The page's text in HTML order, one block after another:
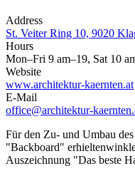
Address
St. Veiter Ring 10, 9020
Hours
Mon–Fri 9 am–19, Sat 10
Website
www.architektur-kaernten.at
E-Mail
office@architektur-
Für den Zu- und Umbau
"Backboard"
Auszeichnung "Das beste